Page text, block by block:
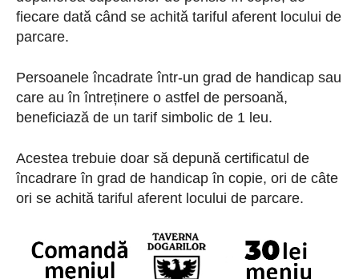
fiecare dată când se achită tariful aferent locului de
parcare.
Persoanele încadrate într-un grad de handicap sau
care au în întreținere o astfel de persoană,
beneficiază de un tarif simbolic de 1 leu.
Acestea trebuie doar să depună certificatul de
încadrare în grad de handicap în copie, ori de câte
ori se achită tariful aferent locului de parcare.